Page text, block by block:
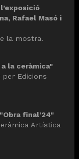
Rafael Masó i
la mostra.
la ceràmica"
per Edicions
final'24"
Artística